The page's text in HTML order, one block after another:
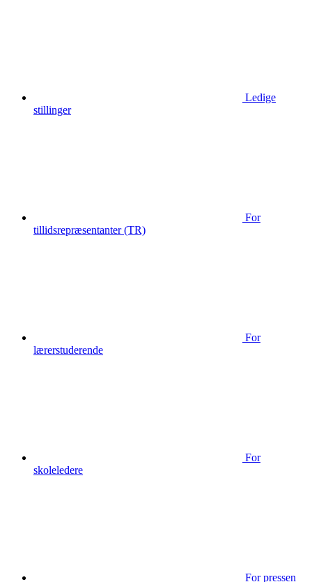
Ledige
stillinger
For
tillidsrepræsentanter (TR)
For
lærerstuderende
For
skoleledere
For pressen